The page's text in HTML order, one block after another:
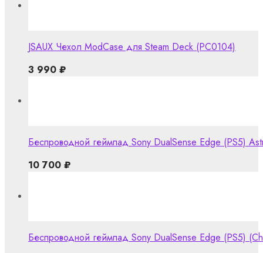
JSAUX Чехол ModCase для Steam Deck (PC0104)
3 990 ₽
Беспроводной геймпад Sony DualSense Edge (PS5)
10 700 ₽
Беспроводной геймпад Sony DualSense Edge (PS5)